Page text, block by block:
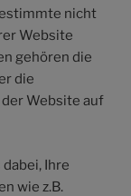
nicht
Website
gehören die
die
Website auf
Ihre
wie z.B.